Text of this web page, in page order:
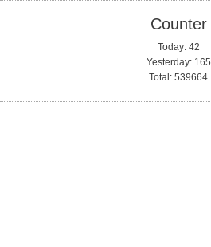
Counter
Today: 42
Yesterday: 165
Total: 539664